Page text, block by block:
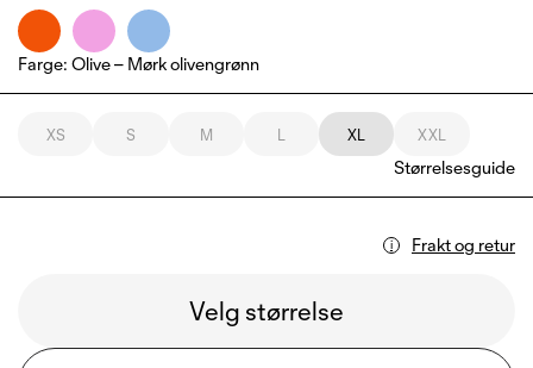
Farge: Olive – Mørk olivengrønn
XS S M L XL XXL
Størrelsesguide
Frakt og retur
Velg størrelse